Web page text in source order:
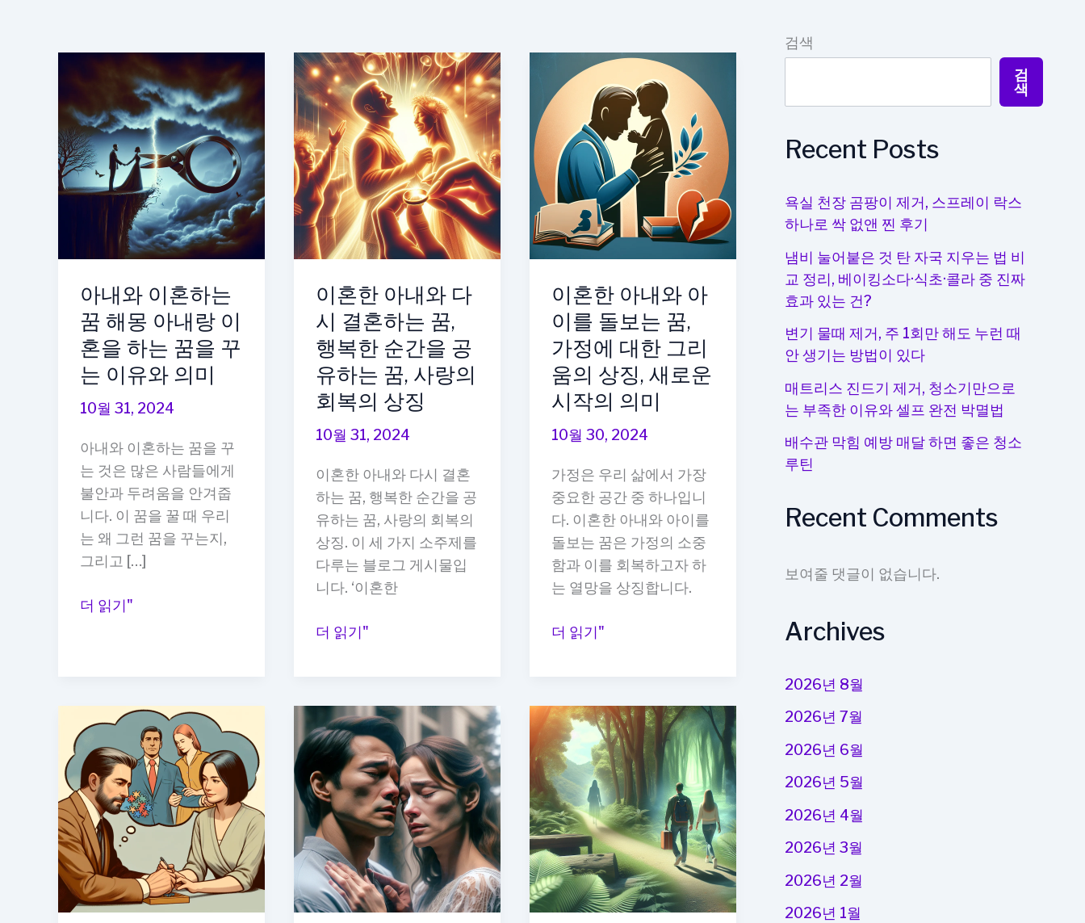
아내와 이혼하는
꿈 해몽 아내랑 이
혼을 하는 꿈을 꾸
는 이유와 의미
10월 31, 2024
아내와 이혼하는 꿈을 꾸
는 것은 많은 사람들에게
불안과 두려움을 안겨줍
니다. 이 꿈을 꿀 때 우리
는 왜 그런 꿈을 꾸는지,
그리고 […]
아
는
꿈
해
몽
아
내
랑
이
더 읽기"
이혼한 아내와 다
시 결혼하는 꿈,
행복한 순간을 공
유하는 꿈, 사랑의
회복의 상징
10월 31, 2024
이혼한 아내와 다시 결혼
하는 꿈, 행복한 순간을 공
유하는 꿈, 사랑의 회복의
상징. 이 세 가지 소주제를
다루는 블로그 게시물입
니다. ‘이혼한
이
내
와
다
시
결
혼
하
는
꿈,
더 읽기"
이혼한 아내와 아
이를 돌보는 꿈,
가정에 대한 그리
움의 상징, 새로운
시작의 의미
10월 30, 2024
가정은 우리 삶에서 가장
중요한 공간 중 하나입니
다. 이혼한 아내와 아이를
돌보는 꿈은 가정의 소중
함과 이를 회복하고자 하
는 열망을 상징합니다.
이
내
와
아
이
를
돌
보
는
꿈,
더 읽기"
검색
검
색
Recent Posts
욕실 천장 곰팡이 제거, 스프레이 락스
하나로 싹 없앤 찐 후기
냄비 눌어붙은 것 탄 자국 지우는 법 비
교 정리, 베이킹소다·식초·콜라 중 진짜
효과 있는 건?
변기 물때 제거, 주 1회만 해도 누런 때
안 생기는 방법이 있다
매트리스 진드기 제거, 청소기만으로
는 부족한 이유와 셀프 완전 박멸법
배수관 막힘 예방 매달 하면 좋은 청소
루틴
Recent Comments
보여줄 댓글이 없습니다.
Archives
2026년 8월
2026년 7월
2026년 6월
2026년 5월
2026년 4월
2026년 3월
2026년 2월
2026년 1월